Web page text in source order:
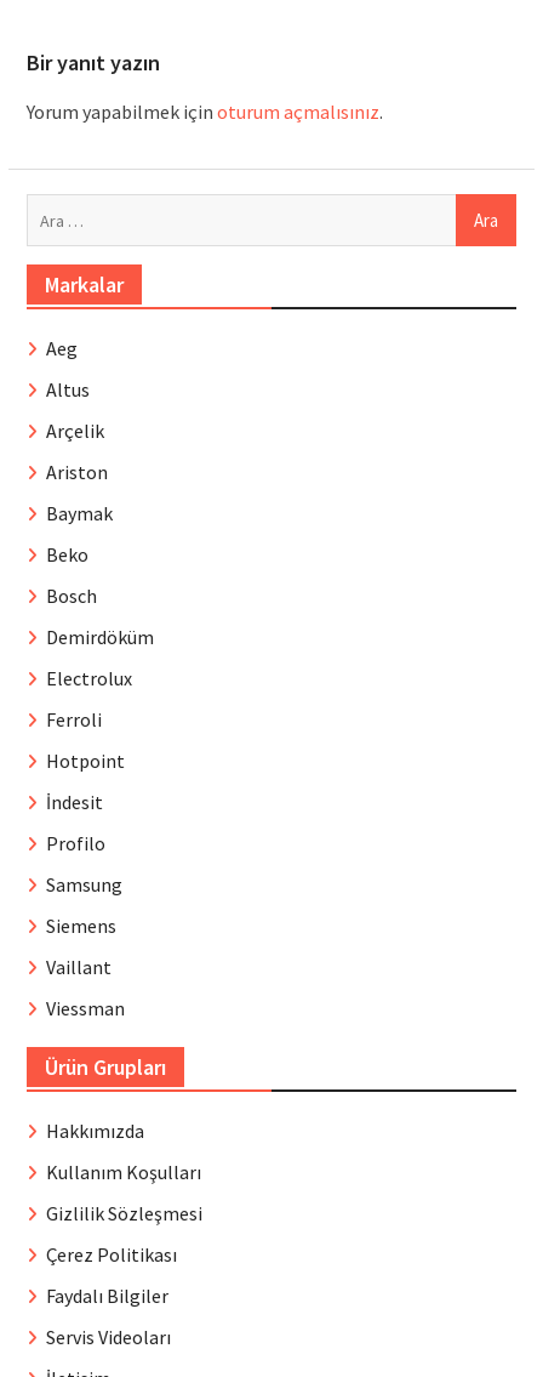
Bir yanıt yazın
Yorum yapabilmek için oturum açmalısınız.
Markalar
Aeg
Altus
Arçelik
Ariston
Baymak
Beko
Bosch
Demirdöküm
Electrolux
Ferroli
Hotpoint
İndesit
Profilo
Samsung
Siemens
Vaillant
Viessman
Ürün Grupları
Hakkımızda
Kullanım Koşulları
Gizlilik Sözleşmesi
Çerez Politikası
Faydalı Bilgiler
Servis Videoları